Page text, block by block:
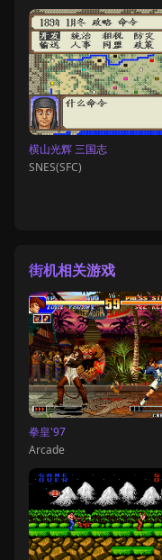
横山光辉 三国志
SNES(SFC)
街机相关游戏
拳皇'97
Arcade